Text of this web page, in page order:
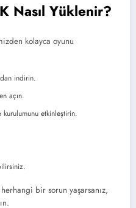
Nasıl Yüklenir?
kolayca oyunu
indirin.
açın.
etkinleştirin.
bir sorun yaşarsanız,